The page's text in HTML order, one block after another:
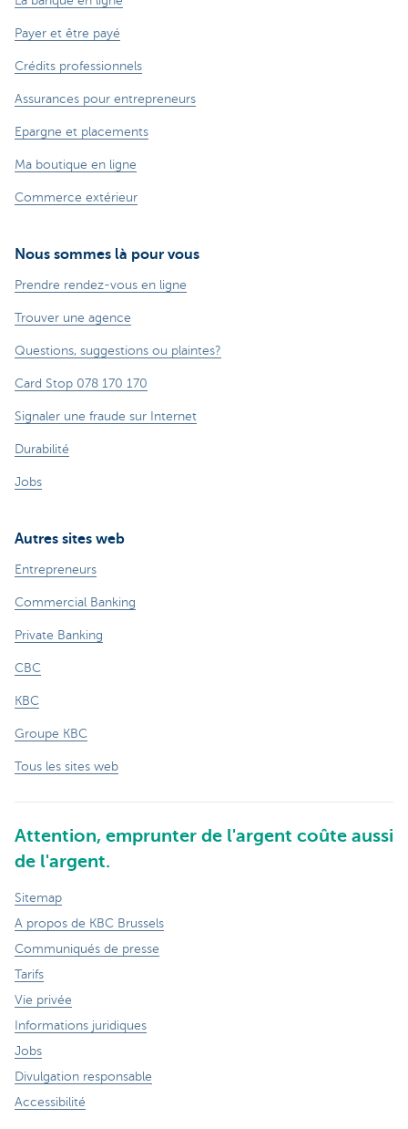
Payer et être payé
Crédits professionnels
Assurances pour entrepreneurs
Epargne et placements
Ma boutique en ligne
Commerce extérieur
Nous sommes là pour vous
Prendre rendez-vous en ligne
Trouver une agence
Questions, suggestions ou plaintes?
Card Stop 078 170 170
Signaler une fraude sur Internet
Durabilité
Jobs
Autres sites web
Entrepreneurs
Commercial Banking
Private Banking
CBC
KBC
Groupe KBC
Tous les sites web
Attention, emprunter de l'argent coûte aussi
de l'argent.
Sitemap
A propos de KBC Brussels
Communiqués de presse
Tarifs
Vie privée
Informations juridiques
Jobs
Divulgation responsable
Accessibilité